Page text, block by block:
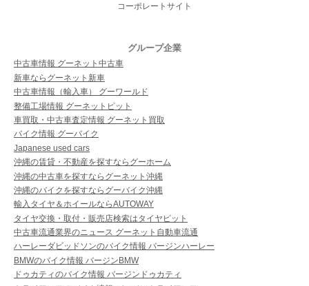
コーポレートサイト
グループ企業
中古車情報 グーネット中古車
新車ならグーネット新車
中古車情報（輸入車） グーワールド
整備工場情報 グーネットピット
車買取・中古車査定情報 グーネット買取
バイク情報 グーバイク
Japanese used cars
沖縄の賃貸・不動産を探すならグーホーム
沖縄の中古車を探すならグーネット沖縄
沖縄のバイクを探すならグーバイク沖縄
輸入タイヤ＆ホイールならAUTOWAY
タイヤ交換・取付・販売店検索はタイヤピット
中古車流通業界のニュース グーネット自動車流通
ハーレーダビッドソンのバイク情報 バージンハーレー
BMWのバイク情報 バージンBMW
ドゥカティのバイク情報 バージンドゥカティ